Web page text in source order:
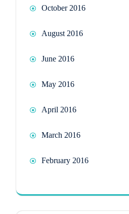
October 2016
August 2016
June 2016
May 2016
April 2016
March 2016
February 2016